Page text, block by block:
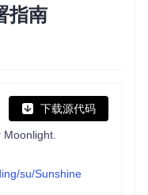
指南
下载源代码
su/Sunshine